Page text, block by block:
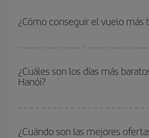
¿Cómo conseguir el vuelo más
barato si evitas temporadas altas,
puedes ser flexible con las fechas y
¿Cuáles son los días más
Hanói?
que empezar una consulta en nuestro
¿Cuándo son las mejores